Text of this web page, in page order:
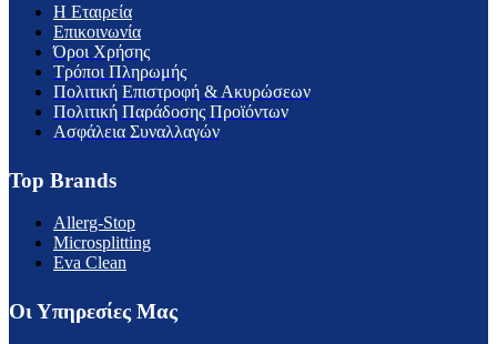
H Εταιρεία
Επικοινωνία
Όροι Χρήσης
Τρόποι Πληρωμής
Πολιτική Επιστροφή & Ακυρώσεων
Πολιτική Παράδοσης Προϊόντων
Ασφάλεια Συναλλαγών
Top Brands
Allerg-Stop
Microsplitting
Eva Clean
Οι Υπηρεσίες Μας